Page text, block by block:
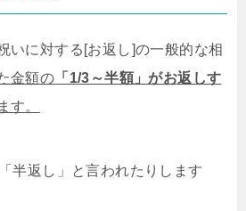
いに対する[お返し]の一般的な相
金額の 「1/3～半額」がお返しす
す。
半返し」と言われたりします